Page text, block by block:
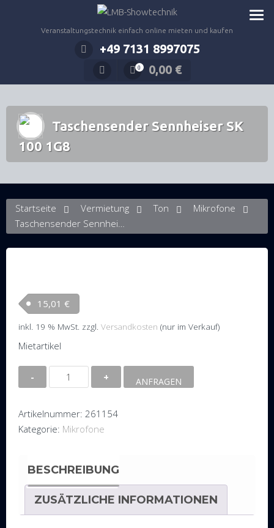
Veranstaltungstechnik einfach online mieten und kaufen
+49 7131 8997075
0 0,00 €
Taschensender Sennheiser SK
100 1G8
Startseite Vermietung Ton
Mikrofone
Taschensender Sennheiser SK 100 1G8
15,01 €
inkl. 19 % MwSt. zzgl. Versandkosten (nur im Verkauf)
Mietartikel
Taschensender
Sennheiser
100
1G8
ANFRAGEN
Artikelnummer: 261154
Kategorie: Mikrofone
BESCHREIBUNG
ZUSÄTZLICHE INFORMATIONEN